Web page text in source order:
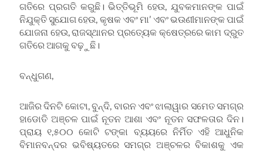
ଗତିରେ ପ୍ରଗତି କରୁଛି। ଭିତ୍ତିଭୂମି ହେଉ, ଯୁବକମାନଙ୍କ ପାଇଁ
ନିଯୁକ୍ତି ସୁଯୋଗ ହେଉ, କୃଷକ ଏବଂ ମା’ ଏବଂ ଭଉଣୀମାନଙ୍କ ପାଇଁ
ଯୋଜନା ହେଉ, ରାଜସ୍ଥାନର ପ୍ରତ୍ୟେକ କ୍ଷେତ୍ରରେ କାମ ଦ୍ରୁତ
ଗତିରେ ଆଗକୁ ବଢ଼ୁଛି।
ବନ୍ଧୁଗଣ,
ଆଜିର ଦିନଟି କୋଟା, ବୁନ୍ଦି, ବାରନ ଏବଂ ଝାଲାୱାର ସମେତ ସମଗ୍ର
ହାଡୋତି ଅଞ୍ଚଳ ପାଇଁ ନୂତନ ଆଶା ଏବଂ ନୂତନ ସଫଳତାର ଦିନ।
ପ୍ରାୟ ୧,୫୦୦ କୋଟି ଟଙ୍କା ବ୍ୟୟରେ ନିର୍ମିତ ଏହି ଆଧୁନିକ
ବିମାନବନ୍ଦର ଭବିଷ୍ୟତରେ ସମଗ୍ର ଅଞ୍ଚଳର ବିକାଶକୁ ଏକ